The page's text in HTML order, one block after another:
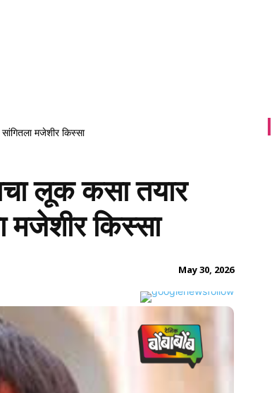
मजेशीर किस्सा
लूक कसा तयार
मजेशीर किस्सा
May 30, 2026